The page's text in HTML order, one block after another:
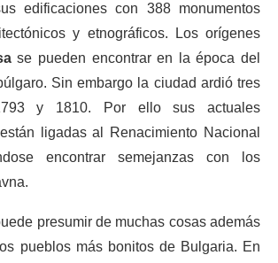
edificaciones con 388 monumentos
y etnográficos. Los orígenes
se pueden encontrar en la época del
Sin embargo la ciudad ardió tres
y 1810. Por ello sus actuales
ligadas al Renacimiento Nacional
encontrar semejanzas con los
presumir de muchas cosas además
pueblos más bonitos de Bulgaria. En